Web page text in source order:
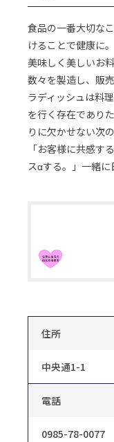
食品の一番大切な
けることで健康に。
美味しく美しいお
数々を製造し、販売
ラディッシュは料
を行く存在であり
りに欠かせない次
「お客様に共感す
スαする。」一緒に
住所
中央通1-1
電話
0985-78-0077